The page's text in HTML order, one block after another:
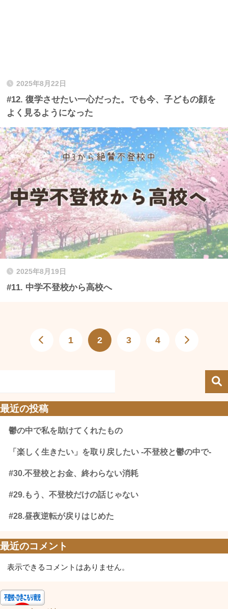
2025年8月22日
#12. 復学させたい一心だった。でも今、子どもの顔を
よく見るようになった
2025年8月19日
#11. 中学不登校から高校へ
1 2 3 4
最近の投稿
鬱の中で私を助けてくれたもの
「楽しく生きたい」を取り戻したい -不登校と鬱の中で-
#30.不登校とお金、終わらない消耗
#29.もう、不登校だけの話じゃない
#28.昼夜逆転が戻りはじめた
最近のコメント
表示できるコメントはありません。